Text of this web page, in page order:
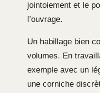
jointoiement et le
l’ouvrage.
Un habillage bien
volumes. En
exemple avec un
une corniche